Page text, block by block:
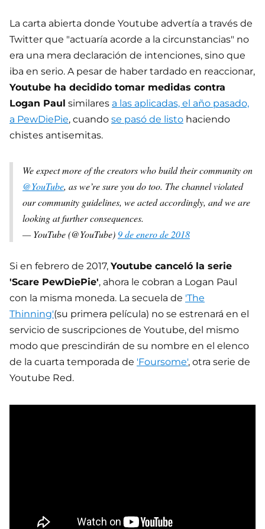
La carta abierta donde Youtube advertía a través de
Twitter que "actuaría acorde a la circunstancias" no
era una mera declaración de intenciones, sino que
iba en serio. A pesar de haber tardado en reaccionar,
Youtube ha decidido tomar medidas contra
Logan Paul similares a las aplicadas, el año pasado,
a PewDiePie, cuando se pasó de listo haciendo
chistes antisemitas.
We expect more of the creators who build their community on
@YouTube, as we’re sure you do too. The channel violated
our community guidelines, we acted accordingly, and we are
looking at further consequences.
— YouTube (@YouTube)9 de enero de 2018
Si en febrero de 2017, Youtube canceló la serie
'Scare PewDiePie', ahora le cobran a Logan Paul
con la misma moneda. La secuela de 'The
Thinning'(su primera película) no se estrenará en el
servicio de suscripciones de Youtube, del mismo
modo que prescindirán de su nombre en el elenco
de la cuarta temporada de 'Foursome', otra serie de
Youtube Red.